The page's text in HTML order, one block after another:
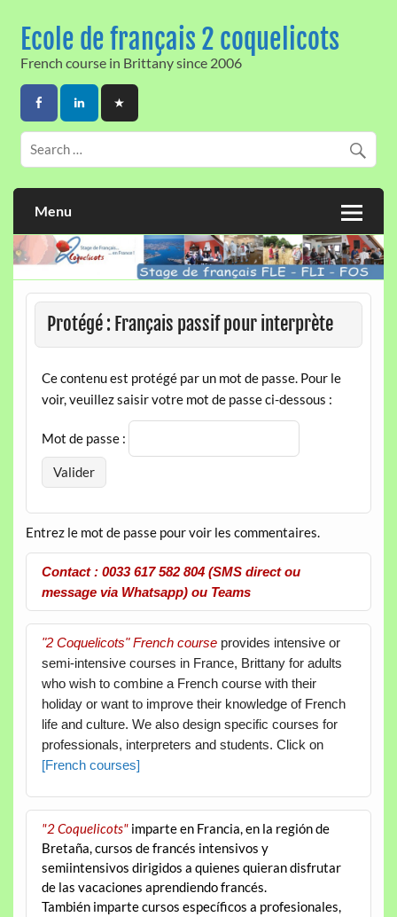
contentEcole de français 2 coquelicots
French course in Brittany since 2006
Menu
Protégé : Français passif pour interprète
Ce contenu est protégé par un mot de passe. Pour le
voir, veuillez saisir votre mot de passe ci-dessous :
Mot de passe :
Entrez le mot de passe pour voir les commentaires.
Contact : 0033 617 582 804 (SMS direct ou
message via Whatsapp) ou Teams
"2 Coquelicots" French courseprovides intensive or
semi-intensive courses in France, Brittany for adults
who wish to combine a French course with their
holiday or want to improve their knowledge of French
life and culture. We also design specific courses for
professionals, interpreters and students. Click on
[French courses]
"2 Coquelicots"imparte en Francia, en la región de
Bretaña, cursos de francés intensivos y
semiintensivos dirigidos a quienes quieran disfrutar
de las vacaciones aprendiendo francés.
También imparte cursos específicos a profesionales,